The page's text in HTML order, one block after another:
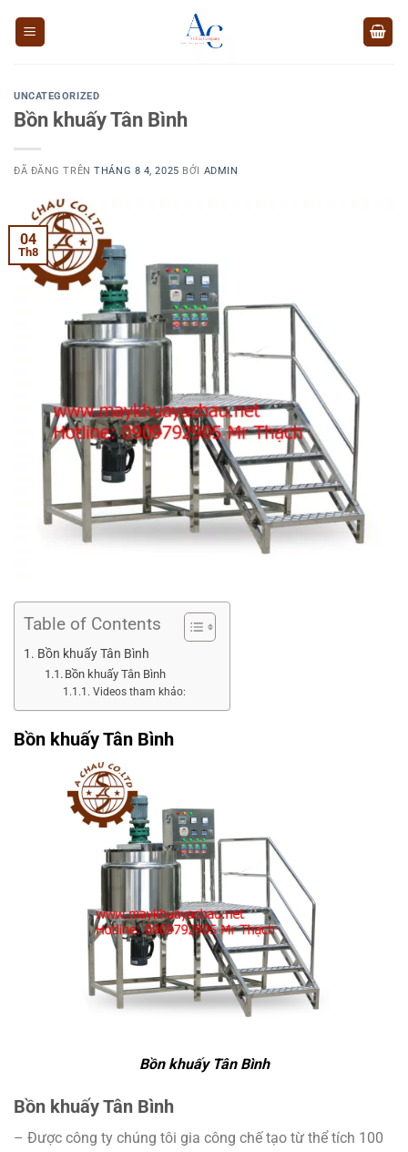
UNCATEGORIZED
Bồn khuấy Tân Bình
ĐÃ ĐĂNG TRÊNTHÁNG 8 4, 2025 BỞI ADMIN
04
Th8
Table of Contents
Bồn khuấy Tân Bình
Bồn khuấy Tân Bình
Videos tham khảo:
Bồn khuấy Tân Bình
Bồn khuấy Tân Bình
Bồn khuấy Tân Bình
– Được công ty chúng tôi gia công chế tạo từ thể tích 100